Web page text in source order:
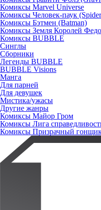
Комиксы Marvel Universe
Комиксы Человек-паук
Комиксы Бэтмен (Batman)
Комиксы Земля Королей
Комиксы BUBBLE
Синглы
Сборники
Легенды BUBBLE
BUBBLE Visions
Манга
Для парней
Для девушек
Мистика/ужасы
Другие жанры
Комиксы Майор Гром
Комиксы Лига
Комиксы Призрачный